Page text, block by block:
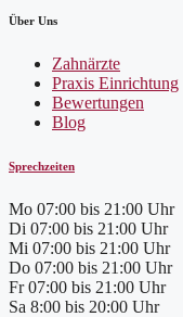
Über Uns
Zahnärzte
Praxis Einrichtung
Bewertungen
Blog
Sprechzeiten
Mo 07:00 bis 21:00 Uhr
Di 07:00 bis 21:00 Uhr
Mi 07:00 bis 21:00 Uhr
Do 07:00 bis 21:00 Uhr
Fr 07:00 bis 21:00 Uhr
Sa 8:00 bis 20:00 Uhr